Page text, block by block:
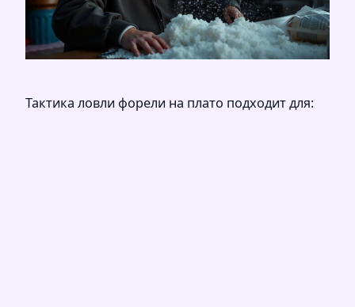
Тактика ловли форели на плато подходит для: